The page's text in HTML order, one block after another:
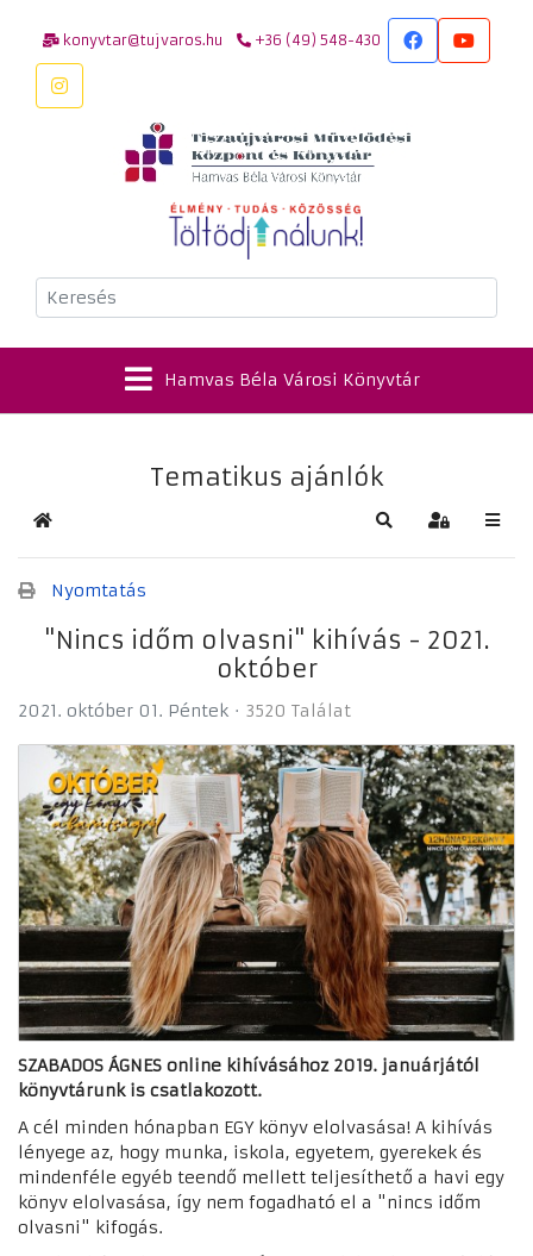
konyvtar@tujvaros.hu +36 (49) 548-430
Keresés
Hamvas Béla Városi Könyvtár
Tematikus ajánlók
Kezdőlap Keresés
Nyomtatás
"Nincs időm olvasni" kihívás - 2021.
október
2021. október 01. Péntek 3520 Találat
SZABADOS ÁGNES online kihívásához 2019. januárjától
könyvtárunk is csatlakozott.
A cél minden hónapban EGY könyv elolvasása! A kihívás
lényege az, hogy munka, iskola, egyetem, gyerekek és
mindenféle egyéb teendő mellett teljesíthető a havi egy
könyv elolvasása, így nem fogadható el a "nincs időm
olvasni" kifogás.